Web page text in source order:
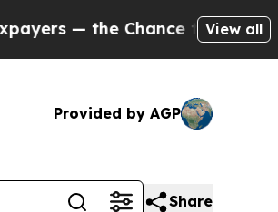
Chance to Cash in onView all
Provided by AGP
Share